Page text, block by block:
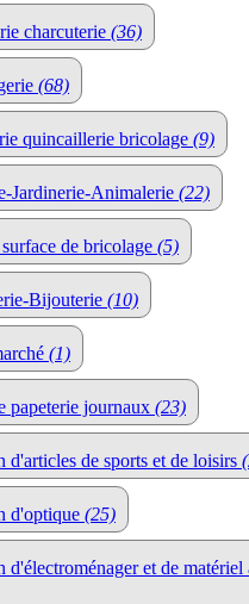
charcuterie (36)
(68)
quincaillerie bricolage (9)
Jardinerie-Animalerie (22)
de bricolage (5)
Bijouterie (10)
(1)
papeterie journaux (23)
d'articles de sports et de loisirs
d'optique (25)
d'électroménager et de matériel